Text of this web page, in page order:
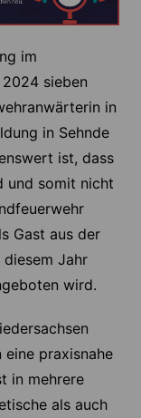
im
2024 sieben
in
in Sehnde
ist, dass
und somit nicht
Gast aus der
Jahr
wird.
eine praxisnahe
in mehrere
als auch